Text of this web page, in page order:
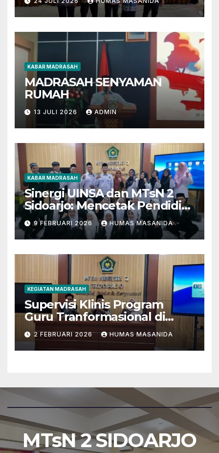
Learning
KABAR MADRASAH
MADRASAH SENYAMAN
RUMAH
13 JULI 2026 ADMIN
KABAR MADRASAH
Sinergi UINSA dan MTsN 2
Sidoarjo: Mencetak Pendidik
Berkarakter Menghadapi
Tantangan Zaman
9 FEBRUARI 2026 HUMAS MASANIDA
KEGIATAN MADRASAH
Supervisi Klinis Program
Guru Tranformasional di
MTsN 2 Sidoarjo
2 FEBRUARI 2026 HUMAS MASANIDA
MTsN 2 SIDOARJO